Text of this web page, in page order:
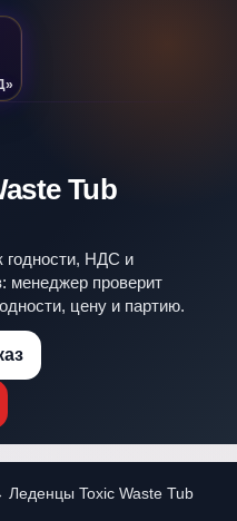
Tub
годности, НДС и
менеджер проверит
цену и партию.
Леденцы Toxic Waste Tub